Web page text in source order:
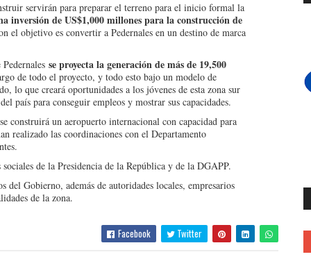
servirán para preparar el terreno para el inicio formal la
inversión de US$1,000 millones para la construcción de
el objetivo es convertir a Pedernales en un destino de marca
se proyecta la generación de más de 19,500
de todo el proyecto, y todo esto bajo un modelo de
lo que creará oportunidades a los jóvenes de esta zona sur
país para conseguir empleos y mostrar sus capacidades.
construirá un aeropuerto internacional con capacidad para
realizado las coordinaciones con el Departamento
de la Presidencia de la República y de la DGAPP.
Gobierno, además de autoridades locales, empresarios
de la zona.
Facebook Twitter